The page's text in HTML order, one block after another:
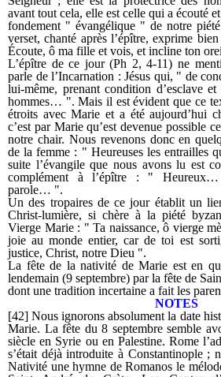
avant tout cela, elle est celle qui a écouté
fondement " évangélique " de notre
verset, chanté après l’épître, exprime
Écoute, ô ma fille et vois, et incline ton
L’épître de ce jour (Ph 2, 4-11) ne
parle de l’Incarnation : Jésus qui, " de
lui-même, prenant condition d’esclave
hommes… ". Mais il est évident que ce
étroits avec Marie et a été aujourd’hui
c’est par Marie qu’est devenue possible
notre chair. Nous revenons donc en
de la femme : " Heureuses les entrailles
suite l’évangile que nous avons lu est
complément à l’épître : "
parole… ".
Un des tropaires de ce jour établit un
Christ-lumière, si chère à la piété
Vierge Marie : " Ta naissance, ô vierge
joie au monde entier, car de toi est
justice, Christ, notre Dieu ".
La fête de la nativité de Marie est en
lendemain (9 septembre) par la fête de
dont une tradition incertaine a fait les
NOTES
[42] Nous ignorons absolument la date
Marie. La fête du 8 septembre semble
siècle en Syrie ou en Palestine. Rome
s’était déjà introduite à Constantinople ;
Nativité une hymne de Romanos le